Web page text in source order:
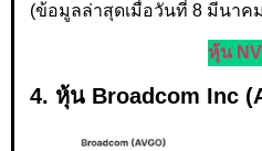
(ข้อมูลล่าสุดเมื่อวันที่ 8 มีนาค
หุ้น
4. หุ้น Broadcom Inc